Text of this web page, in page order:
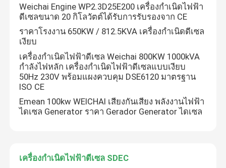
บ้าน
สินค้า
วิดีโอ
เกี่ยวกับเรา
Weichai Engine WP2.3D25E200 เครื่องกำเนิดไฟฟ้า
ดีเซลขนาด 20 กิโลวัตต์ได้รับการรับรองจาก CE
ราคาโรงงาน 650KW / 812.5KVA เครื่องกําเนิดดีเซล
เงียบ
เครื่องกำเนิดไฟฟ้าดีเซล Weichai 800KW 1000kVA
กำลังไฟหลัก เครื่องกำเนิดไฟฟ้าดีเซลแบบเงียบ
50Hz 230V พร้อมแผงควบคุม DSE6120 มาตรฐาน
ISO CE
Emean 100kw WEICHAI เสียงกันเสียง พลังงานไฟฟ้า
ไดเซล Generator ราคา Gerador Generator ไดเซล
เครื่องกำเนิดไฟฟ้าดีเซล SDEC